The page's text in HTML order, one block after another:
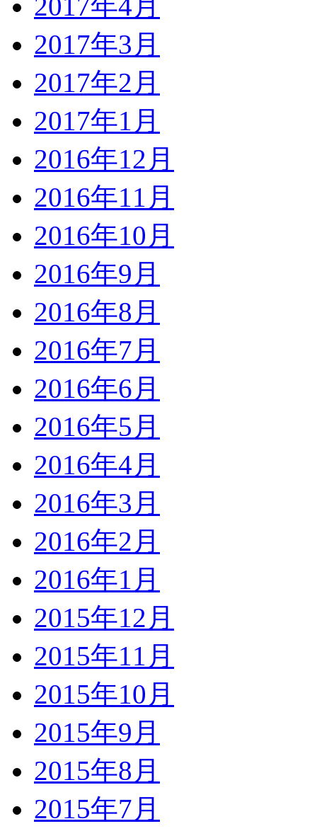
2017年4月
2017年3月
2017年2月
2017年1月
2016年12月
2016年11月
2016年10月
2016年9月
2016年8月
2016年7月
2016年6月
2016年5月
2016年4月
2016年3月
2016年2月
2016年1月
2015年12月
2015年11月
2015年10月
2015年9月
2015年8月
2015年7月